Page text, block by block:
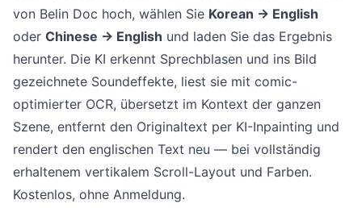
von Belin Doc hoch, wählen Sie Korean → English
oder Chinese → English und laden Sie das Ergebnis
herunter. Die KI erkennt Sprechblasen und ins Bild
gezeichnete Soundeffekte, liest sie mit comic-
optimierter OCR, übersetzt im Kontext der ganzen
Szene, entfernt den Originaltext per KI-Inpainting und
rendert den englischen Text neu — bei vollständig
erhaltenem vertikalem Scroll-Layout und Farben.
Kostenlos, ohne Anmeldung.